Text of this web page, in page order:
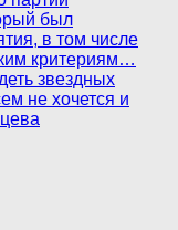
был
в том числе
критериям…
звездных
не хочется и